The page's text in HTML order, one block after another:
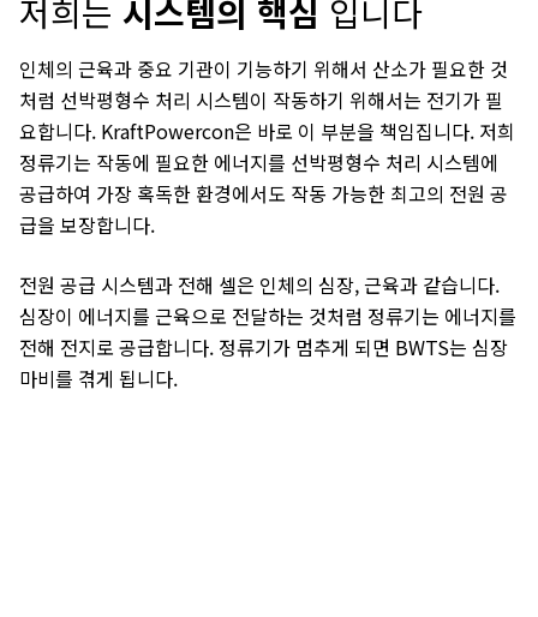
저희는 시스템의 핵심 입니다
인체의 근육과 중요 기관이 기능하기 위해서 산소가 필요한 것
처럼 선박평형수 처리 시스템이 작동하기 위해서는 전기가 필
요합니다. KraftPowercon은 바로 이 부분을 책임집니다. 저희
정류기는 작동에 필요한 에너지를 선박평형수 처리 시스템에
공급하여 가장 혹독한 환경에서도 작동 가능한 최고의 전원 공
급을 보장합니다.
전원 공급 시스템과 전해 셀은 인체의 심장, 근육과 같습니다.
심장이 에너지를 근육으로 전달하는 것처럼 정류기는 에너지를
전해 전지로 공급합니다. 정류기가 멈추게 되면 BWTS는 심장
마비를 겪게 됩니다.